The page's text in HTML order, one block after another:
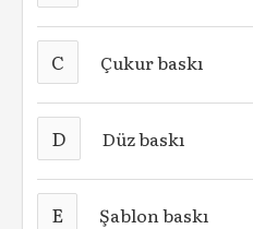
C Çukur baskı
D Düz baskı
E Şablon baskı